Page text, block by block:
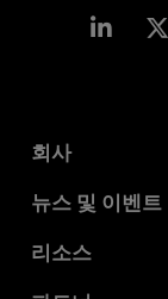
회사
AMD 소개
기업의 사회적 책
채용
뉴스 및 이벤트
뉴스룸
리소스